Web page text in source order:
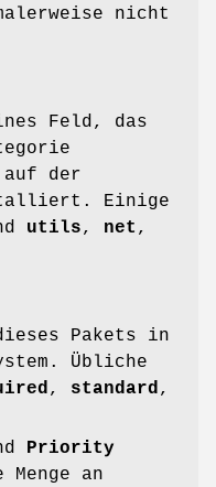
nicht
Feld, das
der
Einige
utils, net ,
Pakets in
Übliche
, standard,
Priority
an